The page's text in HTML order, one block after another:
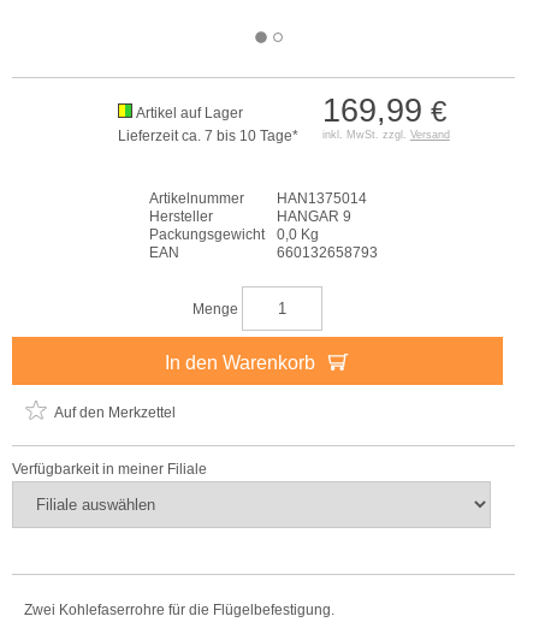
169,99 €
inkl. MwSt. zzgl. Versand
Artikel auf Lager
Lieferzeit ca. 7 bis 10 Tage*
Artikelnummer
HAN1375014
Hersteller
HANGAR 9
Packungsgewicht
0,0 Kg
EAN
660132658793
Menge
In den Warenkorb
Auf den Merkzettel
Verfügbarkeit in meiner Filiale
Zwei Kohlefaserrohre für die Flügelbefestigung.